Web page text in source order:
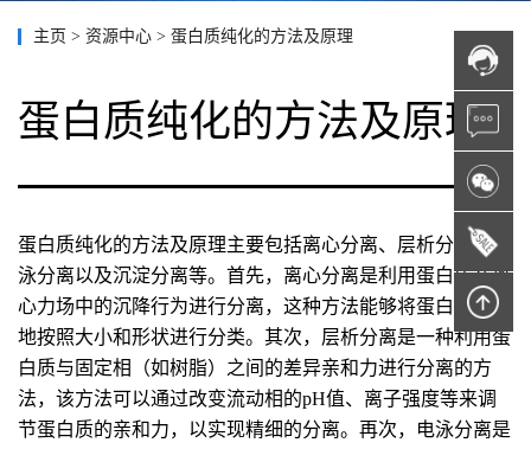
主页 > 资源中心 > 蛋白质纯化的方法及原理
蛋白质纯化的方法及原理
蛋白质纯化的方法及原理主要包括离心分离、层析分离、电
泳分离以及沉淀分离等。首先，离心分离是利用蛋白质在离
心力场中的沉降行为进行分离，这种方法能够将蛋白质粗略
地按照大小和形状进行分类。其次，层析分离是一种利用蛋
白质与固定相（如树脂）之间的差异亲和力进行分离的方
法，该方法可以通过改变流动相的pH值、离子强度等来调
节蛋白质的亲和力，以实现精细的分离。再次，电泳分离是